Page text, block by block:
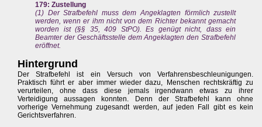
179: Zustellung
(1) Der Strafbefehl muss dem Angeklagten förmlich zustellt
werden, wenn er ihm nicht von dem Richter bekannt gemacht
worden ist (§§ 35, 409 StPO). Es genügt nicht, dass ein
Beamter der Geschäftsstelle dem Angeklagten den Strafbefehl
eröffnet.
Hintergrund
Der Strafbefehl ist ein Versuch von Verfahrensbeschleunigungen.
Praktisch führt er aber immer wieder dazu, Menschen rechtskräftig zu
verurteilen, ohne dass diese jemals irgendwann etwas zu ihrer
Verteidigung aussagen konnten. Denn der Strafbefehl kann ohne
vorherige Vernehmung zugesandt werden, auf jeden Fall gibt es kein
Gerichtsverfahren.